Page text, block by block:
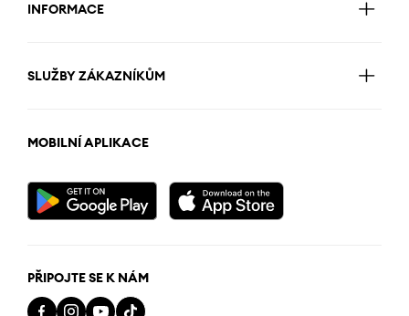
INFORMACE
SLUŽBY ZÁKAZNÍKŮM
MOBILNÍ APLIKACE
PŘIPOJTE SE K NÁM